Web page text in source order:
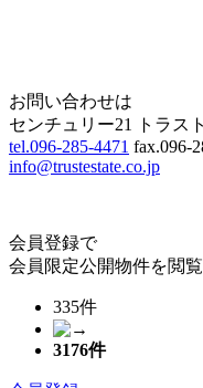
お問い合わせは
センチュリー21 トラス
tel.096-285-4471 fax.096-
info@trustestate.co.jp
会員登録で
会員限定公開物件を閲覧
335件
3176件